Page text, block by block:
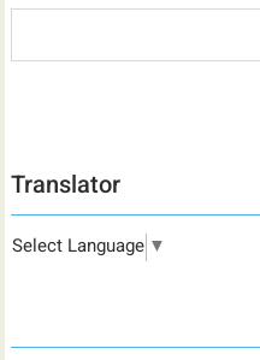
Translator
Select Language ▼